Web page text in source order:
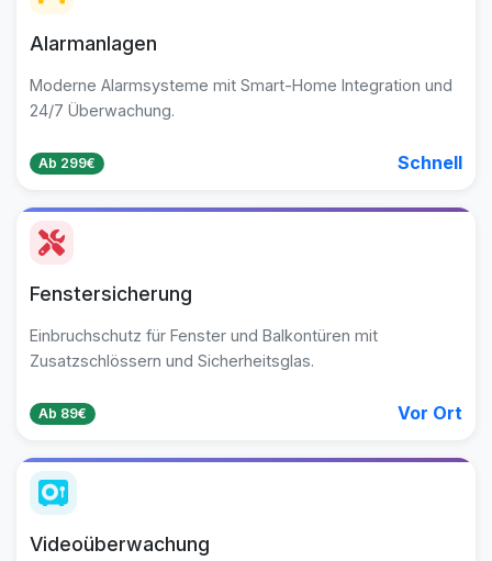
Alarmanlagen
Moderne Alarmsysteme mit Smart-Home Integration und
24/7 Überwachung.
Ab 299€ Schnell
Fenstersicherung
Einbruchschutz für Fenster und Balkontüren mit
Zusatzschlössern und Sicherheitsglas.
Ab 89€ Vor Ort
Videoüberwachung